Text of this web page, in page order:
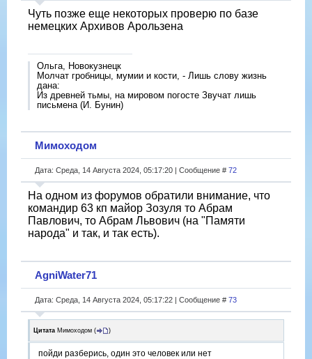
Чуть позже еще некоторых проверю по базе
немецких Архивов Арользена
Ольга, Новокузнецк
Молчат гробницы, мумии и кости, - Лишь слову жизнь
дана:
Из древней тьмы, на мировом погосте Звучат лишь
письмена (И. Бунин)
Мимоходом
Дата: Среда, 14 Августа 2024, 05:17:20 | Сообщение # 72
На одном из форумов обратили внимание, что
командир 63 кп майор Зозуля то Абрам
Павлович, то Абрам Львович (на "Памяти
народа" и так, и так есть).
AgniWater71
Дата: Среда, 14 Августа 2024, 05:17:22 | Сообщение # 73
Цитата Мимоходом ( )
пойди разберись, один это человек или нет